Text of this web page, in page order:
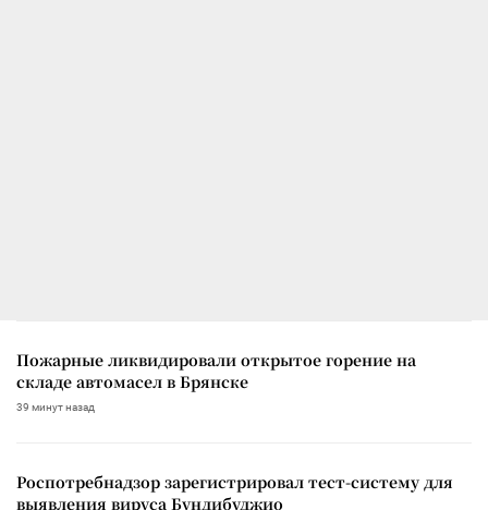
Пожарные ликвидировали открытое горение на
складе автомасел в Брянске
39 минут назад
Роспотребнадзор зарегистрировал тест-систему для
выявления вируса Бундибуджио